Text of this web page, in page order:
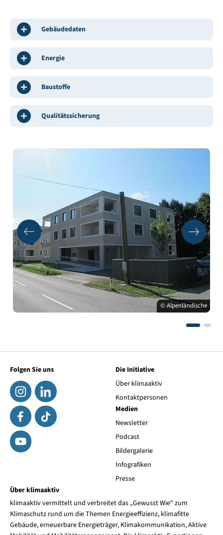
Gebäudedaten
Energie
Baustoffe
Qualitätssicherung
© Alpenländische
Folgen Sie uns
Die Initiative
Über klimaaktiv
Kontaktpersonen
Medien
Newsletter
Podcast
Bildergalerie
Infografiken
Presse
Über klimaaktiv
klimaaktiv vermittelt und verbreitet das „Gewusst Wie“ zum
Klimaschutz rund um die Themen Energieeffizienz, klimafitte
Gebäude, erneuerbare Energieträger, Klimakommunikation, Aktive